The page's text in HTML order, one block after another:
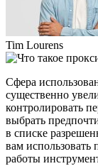
Tim Lourens
Сфера
существенно
контролировать
выбрать
в списке
вам использовать
работы